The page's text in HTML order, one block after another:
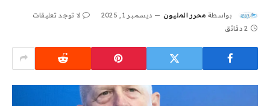
بواسطة محرر المليون ديسمبر 1, 2025
لا توجد تعليقات
2 دقائق